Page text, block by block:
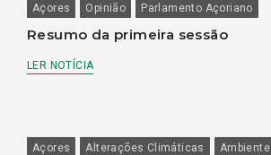
Açores Opinião Parlamento Açoriano
Resumo da primeira sessão
LER NOTÍCIA
Açores Alterações Climáticas Ambiente